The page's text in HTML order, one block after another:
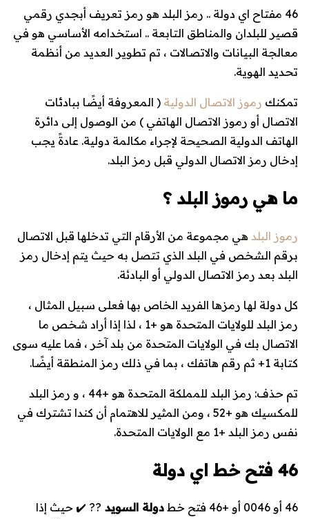
46 مفتاح اي دولة .. رمز البلد هو رمز تعريف أبجدي رقمي
قصير للبلدان والمناطق التابعة .. استخدامه الأساسي هو في
معالجة البيانات والاتصالات ، تم تطوير العديد من أنظمة
تحديد الهوية.
تمكنك رموز الاتصال الدولية ( المعروفة أيضًا ببادئات
الاتصال أو رموز الاتصال الهاتفي ) من الوصول إلى دائرة
الهاتف الدولية الصحيحة لإجراء مكالمة دولية. عادةً يجب
إدخال رمز الاتصال الدولي قبل رمز البلد.
ما هي رموز البلد ؟
رموز البلد هي مجموعة من الأرقام التي تدخلها قبل الاتصال
برقم الشخص في البلد الذي تتصل به حيث يتم إدخال رمز
البلد بعد رمز الاتصال الدولي أو البادئة.
كل دولة لها رمزها الفريد الخاص بها فعلى سبيل المثال ،
رمز البلد للولايات المتحدة هو +1 ، لذا إذا أراد شخص ما
الاتصال بك في الولايات المتحدة من بلد آخر ، فما عليه سوى
كتابة 1+ ثم رقم هاتفك ، بما في ذلك رمز المنطقة أيضًا.
تم حذف: رمز البلد للمملكة المتحدة هو +44 ، و رمز البلد
للمكسيك هو +52 ، ومن المثير للاهتمام أن كندا تشترك في
نفس رمز البلد +1 مع الولايات المتحدة.
46 فتح خط اي دولة
46 أو 0046 أو +46 فتح خط دولة السويد ?? ✔️ حيث إذا